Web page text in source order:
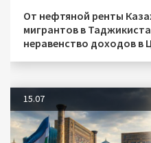
От нефтяной ренты
мигрантов в
неравенство доходов в
15.07